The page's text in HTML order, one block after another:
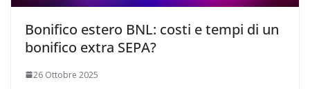
Bonifico estero BNL: costi e tempi di un
bonifico extra SEPA?
26 Ottobre 2025